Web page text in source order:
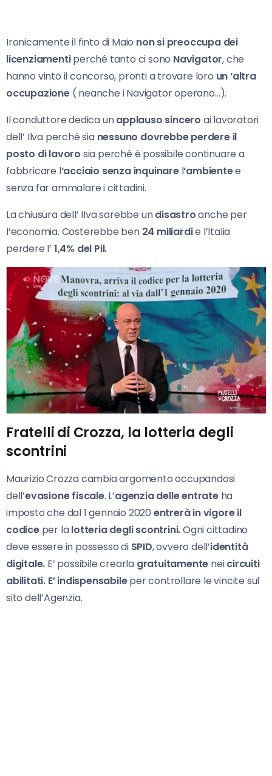
Ironicamente il finto di Maio non si preoccupa dei
licenziamentiperché tanto ci sono Navigator, che
hanno vinto il concorso, pronti a trovare loro un ‘altra
occupazione( neanche i Navigator operano…).
Il conduttore dedica unapplauso sincero ai lavoratori
dell’ Ilva perché sia nessuno dovrebbe perdere il
posto di lavoro sia perché è possibile continuare a
fabbricare l‘acciaio senza inquinarel‘ambientee
senza far ammalare i cittadini.
La chiusura dell’ Ilva sarebbe undisastroanche per
l’economia. Costerebbe ben 24 miliardie l’Italia
perdere l’ 1,4% del Pil.
Fratelli di Crozza, la lotteria degli
scontrini
Maurizio Crozza cambia argomento occupandosi
dell’evasione fiscale. L’agenzia delle entrateha
imposto che dal 1 gennaio 2020 entrerà in vigore il
codiceper lalotteria degli scontrini.Ogni cittadino
deve essere in possesso di SPID, ovvero dell’identità
digitale. E’ possibile crearla gratuitamente neicircuiti
abilitati. E’ indispensabileper controllare le vincite sul
sito dell’Agenzia.